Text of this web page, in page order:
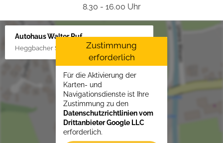
8.30 - 16.00 Uhr
Autohaus Walter Ruf
Heggbacher Straße 25, 88477 Schönebürg
Zustimmung
erforderlich
Für die Aktivierung der
Karten- und
Navigationsdienste ist Ihre
Zustimmung zu den
Datenschutzrichtlinien vom
Drittanbieter Google LLC
erforderlich.